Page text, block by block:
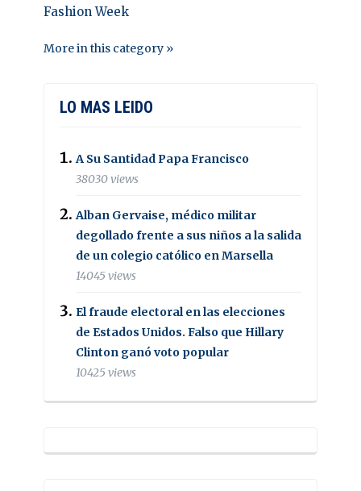
Fashion Week
More in this category »
LO MAS LEIDO
A Su Santidad Papa Francisco
38030 views
Alban Gervaise, médico militar
degollado frente a sus niños a la salida
de un colegio católico en Marsella
14045 views
El fraude electoral en las elecciones
de Estados Unidos. Falso que Hillary
Clinton ganó voto popular
10425 views